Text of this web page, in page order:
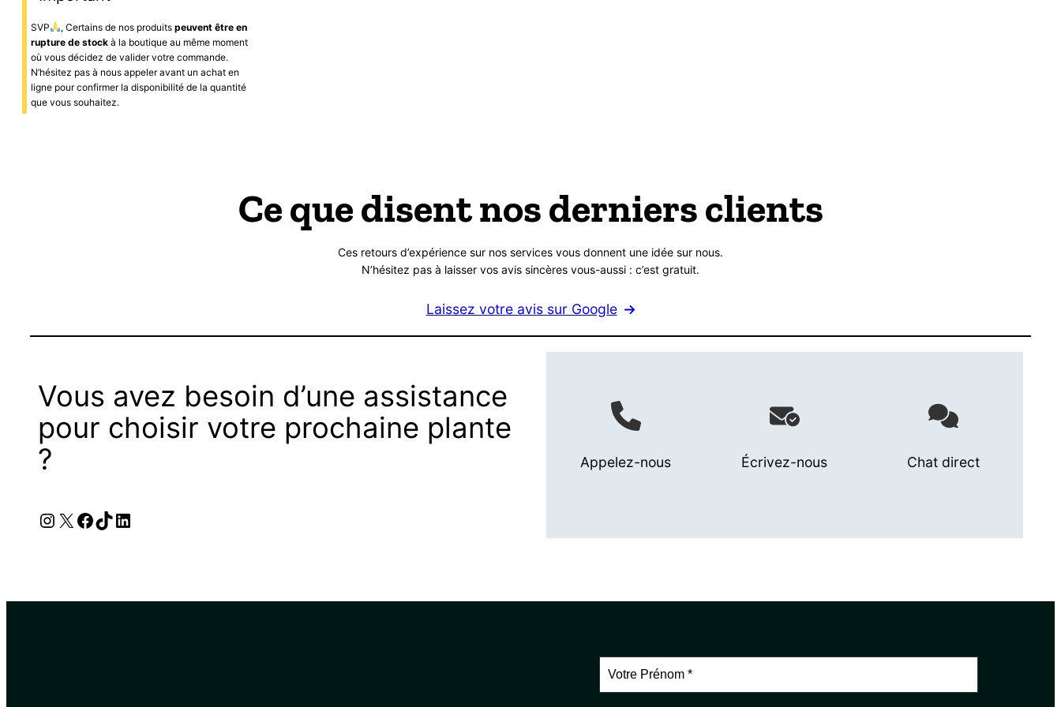
SVP , Certains de nos produits peuvent être en
rupture de stock à la boutique au même moment
où vous décidez de valider votre commande.
N’hésitez pas à nous appeler avant un achat en
ligne pour confirmer la disponibilité de la quantité
que vous souhaitez.
Ce que disent nos derniers clients
Ces retours d’expérience sur nos services vous donnent une idée sur nous.
N’hésitez pas à laisser vos avis sincères vous-aussi : c’est gratuit.
Laissez votre avis sur Google
Vous avez besoin d’une assistance
pour choisir votre prochaine plante
?
Instagram
X Facebook
TikTok
LinkedIn
Appelez-nous Écrivez-nous Chat direct